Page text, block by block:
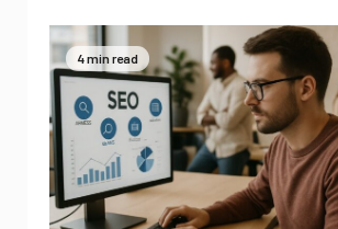
4 min read